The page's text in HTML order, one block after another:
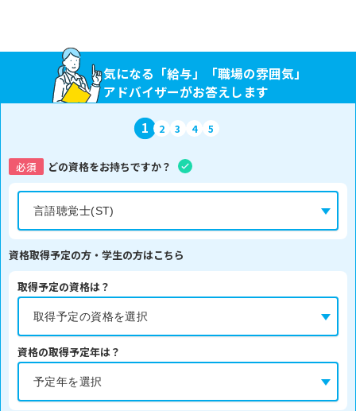
気になる「給与」「職場の雰囲気」
アドバイザーがお答えします
1 2 3 4 5
必須 どの資格をお持ちですか？
資格取得予定の方・学生の方はこちら
取得予定の資格は？
資格の取得予定年は？